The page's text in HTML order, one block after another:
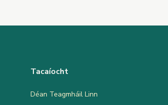
Tacaíocht
Déan Teagmháil Linn